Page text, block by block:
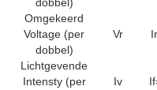
Omgekeerd
Voltage (per
dobbel)
Vr
Lichtgevende
Intensty (per
Iv